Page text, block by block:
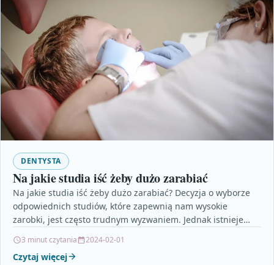
DENTYSTA
Na jakie studia iść żeby dużo zarabiać
Na jakie studia iść żeby dużo zarabiać? Decyzja o wyborze
odpowiednich studiów, które zapewnią nam wysokie
zarobki, jest często trudnym wyzwaniem. Jednak istnieje
3 minut czytania 2024-02-01
Czytaj więcej